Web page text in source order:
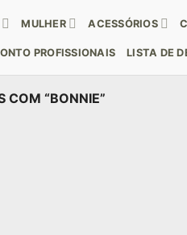
MULHER ACESSÓRIOS
PROFISSIONAIS LISTA DE
COM “BONNIE”